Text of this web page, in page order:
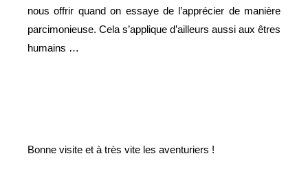
nous offrir quand on essaye de l’apprécier de manière
parcimonieuse. Cela s’applique d’ailleurs aussi aux êtres
humains …
Bonne visite et à très vite les aventuriers !